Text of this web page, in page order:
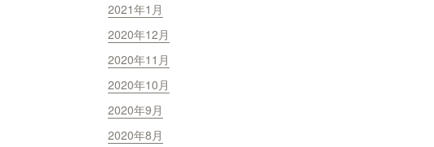
2021年1月
2020年12月
2020年11月
2020年10月
2020年9月
2020年8月